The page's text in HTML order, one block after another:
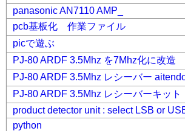
panasonic AN7110 AMP_
pcb基板化 作業ファイル
picで遊ぶ
PJ-80 ARDF 3.5Mhz を7Mhz化に改造
PJ-80 ARDF 3.5Mhz レシーバー
PJ-80 ARDF 3.5Mhz レシーバーキット
product detector unit : select LSB or
python